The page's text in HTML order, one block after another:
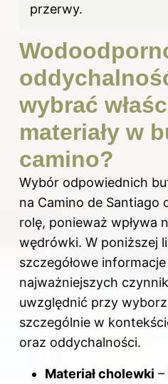
przerwy.
wybrać
materiały w
camino?
Wybór odpowiednich
na Camino de Santiago
rolę, ponieważ wpływa
wędrówki. W poniższej
szczegółowe
najważniejszych
uwzględnić przy
szczególnie w
oraz oddychalności.
Materiał cholewki